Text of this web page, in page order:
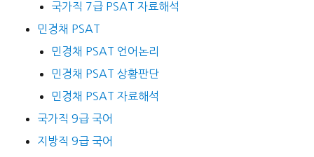
국가직 7급 PSAT 자료해석
민경채 PSAT
민경채 PSAT 언어논리
민경채 PSAT 상황판단
민경채 PSAT 자료해석
국가직 9급 국어
지방직 9급 국어